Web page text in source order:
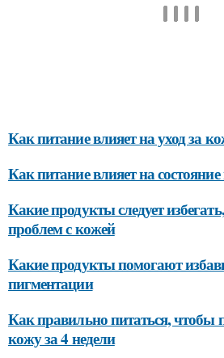
Как питание влияет на уход за
Как питание влияет на
Какие продукты следует
проблем с кожей
Какие продукты помогают
пигментации
Как правильно питаться, чтобы
кожу за 4 недели